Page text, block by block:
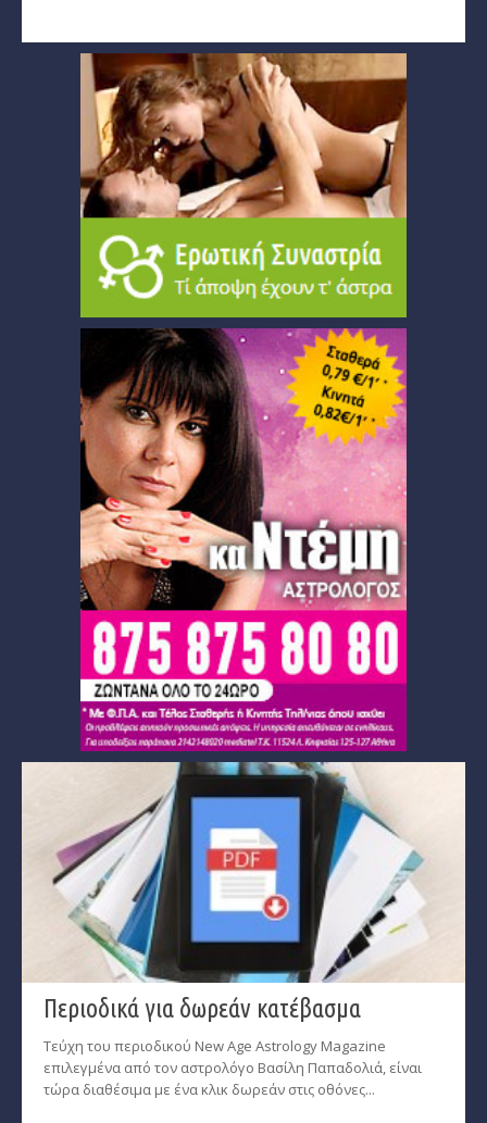
Περιοδικά για δωρεάν κατέβασμα
Τεύχη του περιοδικού New Age Astrology Magazine
επιλεγμένα από τον αστρολόγο Βασίλη Παπαδολιά, είναι
τώρα διαθέσιμα με ένα κλικ δωρεάν στις οθόνες...